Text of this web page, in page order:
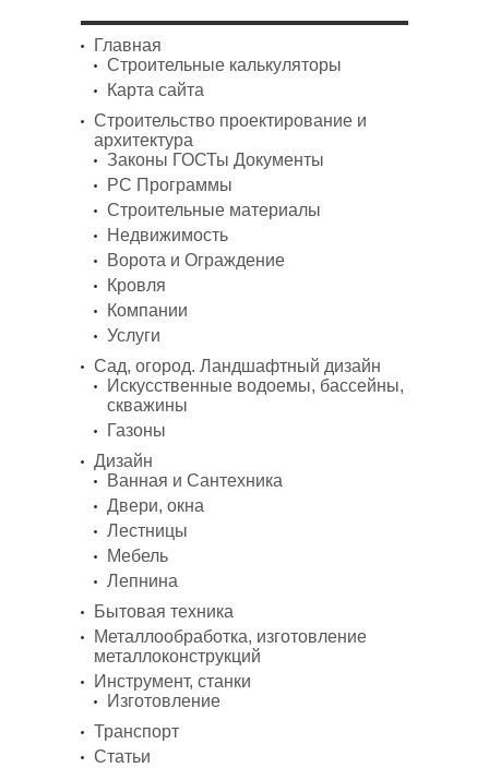
Главная
Строительные калькуляторы
Карта сайта
Строительство проектирование и
архитектура
Законы ГОСТы Документы
PC Программы
Строительные материалы
Недвижимость
Ворота и Ограждение
Кровля
Компании
Услуги
Сад, огород. Ландшафтный дизайн
Искусственные водоемы, бассейны,
скважины
Газоны
Дизайн
Ванная и Сантехника
Двери, окна
Лестницы
Мебель
Лепнина
Бытовая техника
Металлообработка, изготовление
металлоконструкций
Инструмент, станки
Изготовление
Транспорт
Статьи